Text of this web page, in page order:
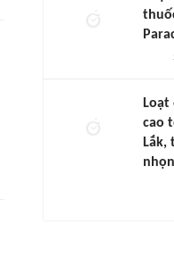
cao
Lắk,
nhọn